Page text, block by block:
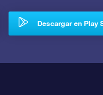
Descargar en Play